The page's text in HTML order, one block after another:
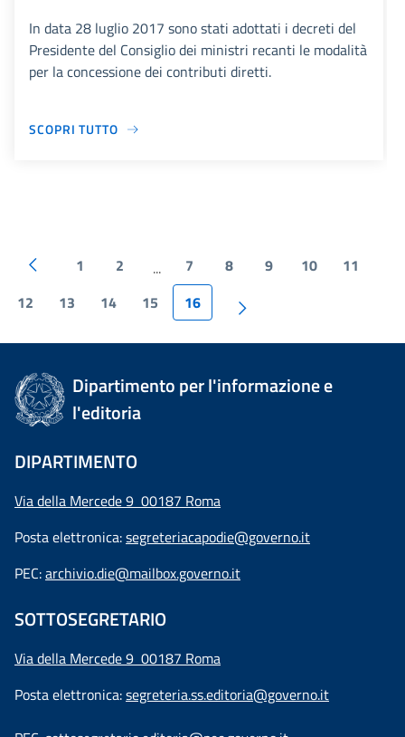
In data 28 luglio 2017 sono stati adottati i decreti del
Presidente del Consiglio dei ministri recanti le modalità
per la concessione dei contributi diretti.
SCOPRI TUTTO
1 2 ... 7 8 9 10
11
12
13 14 15 16
Dipartimento per l'informazione e
l'editoria
DIPARTIMENTO
Via della Mercede 9 00187 Roma
Posta elettronica:segreteriacapodie@governo.it
PEC:archivio.die@mailbox.governo.it
SOTTOSEGRETARIO
Via della Mercede 9 00187 Roma
Posta elettronica:segreteria.ss.editoria@governo.it